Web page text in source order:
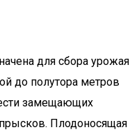
для сбора урожая
до полутора метров
замещающих
Плодоносящая